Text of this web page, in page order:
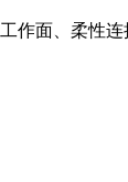
作面、柔性